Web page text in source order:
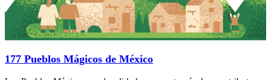
177 Pueblos Mágicos de México